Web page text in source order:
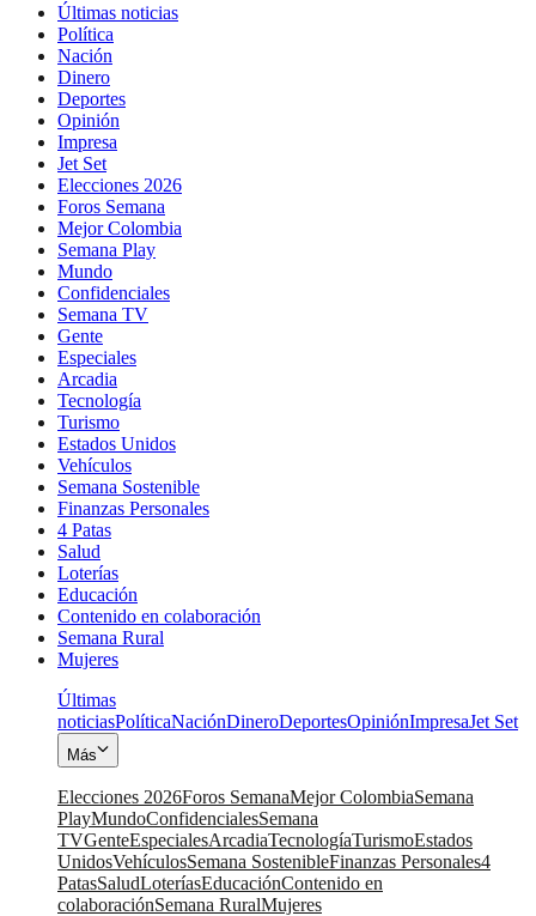
Últimas noticias
Política
Nación
Dinero
Deportes
Opinión
Impresa
Jet Set
Elecciones 2026
Foros Semana
Mejor Colombia
Semana Play
Mundo
Confidenciales
Semana TV
Gente
Especiales
Arcadia
Tecnología
Turismo
Estados Unidos
Vehículos
Semana Sostenible
Finanzas Personales
4 Patas
Salud
Loterías
Educación
Contenido en colaboración
Semana Rural
Mujeres
Últimas
noticiasPolíticaNaciónDineroDeportesOpiniónImpresaJet Set
Más
Elecciones 2026Foros SemanaMejor ColombiaSemana
PlayMundoConfidencialesSemana
TVGenteEspecialesArcadiaTecnologíaTurismoEstados
UnidosVehículosSemana SostenibleFinanzas Personales4
PatasSaludLoteríasEducaciónContenido en
colaboraciónSemana RuralMujeres